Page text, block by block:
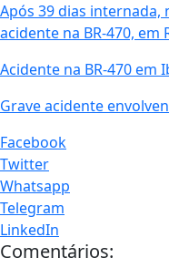
Após 39 dias
acidente na BR-470, em
Acidente na BR-470 em
Grave acidente
Facebook
Twitter
Whatsapp
Telegram
LinkedIn
Comentários: